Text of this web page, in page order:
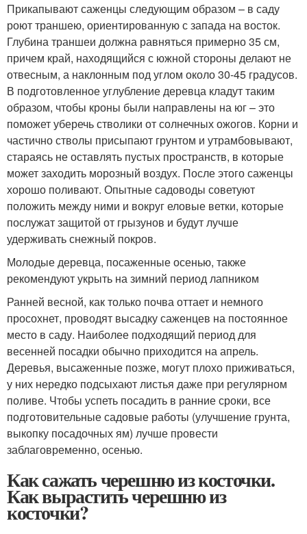
Прикапывают саженцы следующим образом – в саду
роют траншею, ориентированную с запада на восток.
Глубина траншеи должна равняться примерно 35 см,
причем край, находящийся с южной стороны делают не
отвесным, а наклонным под углом около 30-45 градусов.
В подготовленное углубление деревца кладут таким
образом, чтобы кроны были направлены на юг – это
поможет уберечь стволики от солнечных ожогов. Корни и
частично стволы присыпают грунтом и утрамбовывают,
стараясь не оставлять пустых пространств, в которые
может заходить морозный воздух. После этого саженцы
хорошо поливают. Опытные садоводы советуют
положить между ними и вокруг еловые ветки, которые
послужат защитой от грызунов и будут лучше
удерживать снежный покров.
Молодые деревца, посаженные осенью, также
рекомендуют укрыть на зимний период лапником
Ранней весной, как только почва оттает и немного
просохнет, проводят высадку саженцев на постоянное
место в саду. Наиболее подходящий период для
весенней посадки обычно приходится на апрель.
Деревья, высаженные позже, могут плохо приживаться,
у них нередко подсыхают листья даже при регулярном
поливе. Чтобы успеть посадить в ранние сроки, все
подготовительные садовые работы (улучшение грунта,
выкопку посадочных ям) лучше провести
заблаговременно, осенью.
Как сажать черешню из косточки.
Как вырастить черешню из
косточки?